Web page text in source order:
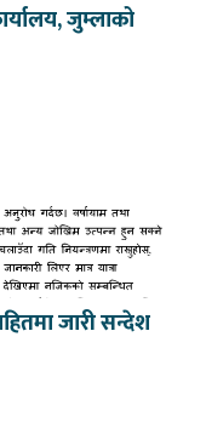
जुम्लाको
जारी सन्देश